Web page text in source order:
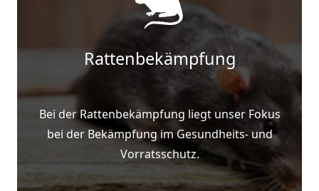
Rattenbekämpfung
Bei der Rattenbekämpfung liegt unser Fokus
bei der Bekämpfung im Gesundheits- und
Vorratsschutz.